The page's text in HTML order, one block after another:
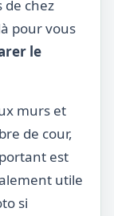
de chez
pour vous
le
murs et
de cour,
est
utile
si